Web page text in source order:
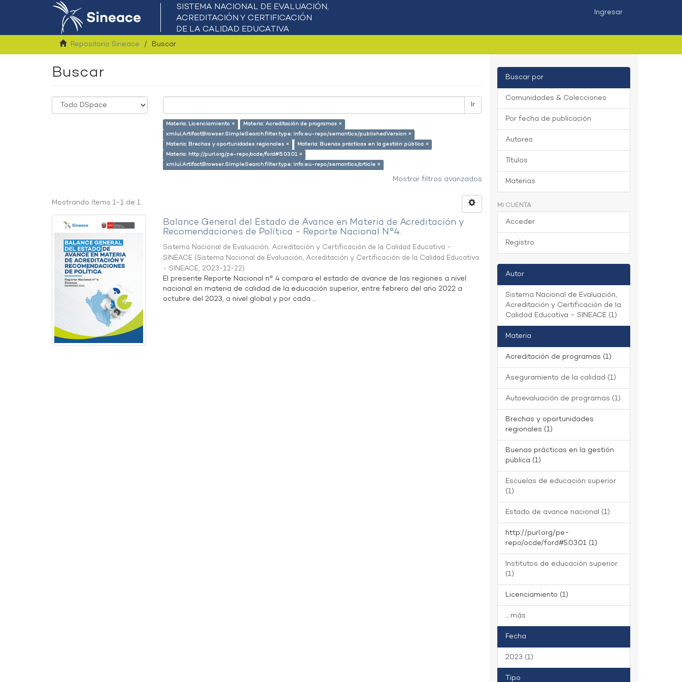
Ingresar
Repositorio Sineace Buscar
Buscar
Ir
Materia: Licenciamiento ×
Materia: Acreditación de programas ×
xmlui.ArtifactBrowser.SimpleSearch.filter.type: info:eu-repo/semantics/publishedVersion ×
Materia: Brechas y oportunidades regionales ×
Materia: Buenas prácticas en la gestión pública ×
Materia: http://purl.org/pe-repo/ocde/ford#5.03.01 ×
xmlui.ArtifactBrowser.SimpleSearch.filter.type: info:eu-repo/semantics/article ×
Mostrar filtros avanzados
Mostrando ítems 1-1 de 1
Balance General del Estado de Avance en Materia de Acreditación y
Recomendaciones de Política - Reporte Nacional N°4.
Sistema Nacional de Evaluación, Acreditación y Certificación de la Calidad Educativa -
SINEACE (Sistema Nacional de Evaluación, Acreditación y Certificación de la Calidad Educativa
- SINEACE, 2023-12-22)
El presente Reporte Nacional n° 4 compara el estado de avance de las regiones a nivel
nacional en materia de calidad de la educación superior, entre febrero del año 2022 a
octubre del 2023, a nivel global y por cada ...
Buscar por
Comunidades & Colecciones
Por fecha de publicación
Autores
Títulos
Materias
MI CUENTA
Acceder
Registro
Autor
Sistema Nacional de Evaluación,
Acreditación y Certificación de la
Calidad Educativa - SINEACE (1)
Materia
Acreditación de programas (1)
Aseguramiento de la calidad (1)
Autoevaluación de programas (1)
Brechas y oportunidades
regionales (1)
Buenas prácticas en la gestión
pública (1)
Escuelas de educación superior
(1)
Estado de avance nacional (1)
http://purl.org/pe-
repo/ocde/ford#5.03.01 (1)
Institutos de educación superior
(1)
Licenciamiento (1)
... más
Fecha
2023 (1)
Tipo